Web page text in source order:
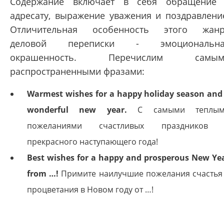
адресату, выражение уважения и
Отличительная особенность этого
деловой переписки -
окрашенность. Перечислим
распространенными фразами:
Warmest wishes for a happy holiday season
wonderful new year. С самыми
пожеланиями счастливых праздников
прекрасного наступающего года!
Best wishes for a happy and prosperous New
from …! Примите наилучшие пожелания
процветания в Новом году от …!